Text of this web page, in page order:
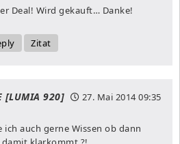
Deal! Wird gekauft… Danke!
Zitat
[LUMIA 920] 27. Mai 201409:35
ich auch gerne Wissen ob dann